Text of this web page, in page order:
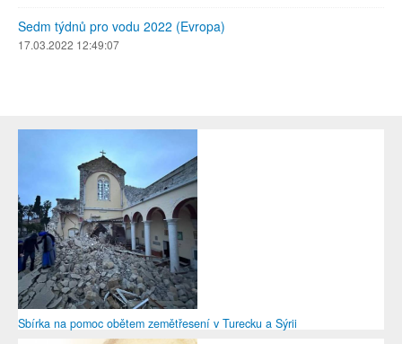
Sedm týdnů pro vodu 2022 (Evropa)
17.03.2022 12:49:07
Sbírka na pomoc obětem zemětřesení v Turecku a Sýrii